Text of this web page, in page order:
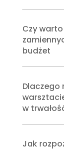
Czy
budżet
Dlaczego
w
Jak